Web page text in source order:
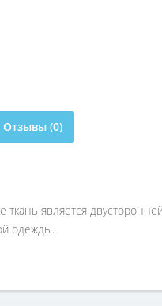
Отзывы (0)
является
одежды.